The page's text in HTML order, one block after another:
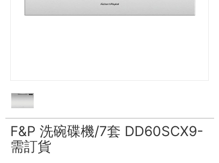
F&P 洗碗碟機/7套 DD60SCX9-
需訂貨